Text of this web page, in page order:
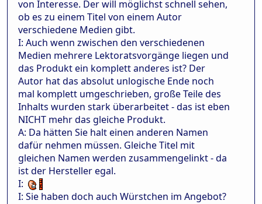
von Interesse. Der will möglichst schnell sehen,
ob es zu einem Titel von einem Autor
verschiedene Medien gibt.
I: Auch wenn zwischen den verschiedenen
Medien mehrere Lektoratsvorgänge liegen und
das Produkt ein komplett anderes ist? Der
Autor hat das absolut unlogische Ende noch
mal komplett umgeschrieben, große Teile des
Inhalts wurden stark überarbeitet - das ist eben
NICHT mehr das gleiche Produkt.
A: Da hätten Sie halt einen anderen Namen
dafür nehmen müssen. Gleiche Titel mit
gleichen Namen werden zusammengelinkt - da
ist der Hersteller egal.
I:
I: Sie haben doch auch Würstchen im Angebot?